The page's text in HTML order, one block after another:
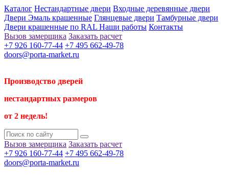
Каталог Нестандартные двери Входные деревянные двери
Двери Эмаль крашенные Глянцевые двери Тамбурные двери
Двери крашенные по RAL Наши работы Контакты
Вызов замерщика Заказать расчет
+7 926 160-77-44 +7 495 662-49-78
doors@porta-market.ru
Производство дверей
нестандартных размеров
от 2 недель!
Вызов замерщика Заказать расчет
+7 926 160-77-44 +7 495 662-49-78
doors@porta-market.ru